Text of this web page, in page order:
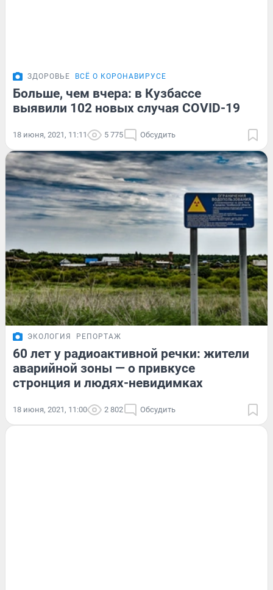
ЗДОРОВЬЕ ВСЁ О КОРОНАВИРУСЕ
Больше, чем вчера: в Кузбассе
выявили 102 новых случая COVID-19
18 июня, 2021, 11:11 5 775 Обсудить
ЭКОЛОГИЯ РЕПОРТАЖ
60 лет у радиоактивной речки: жители
аварийной зоны — о привкусе
стронция и людях-невидимках
18 июня, 2021, 11:00 2 802 Обсудить